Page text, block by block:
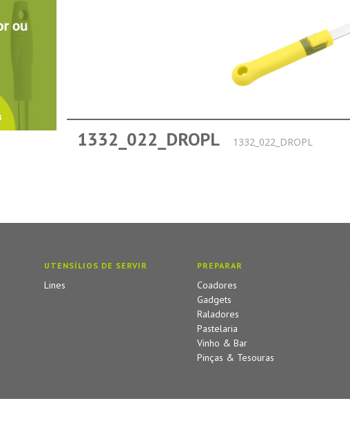
1332_022_DROPL 1332_022_DROPL
UTENSÍLIOS DE SERVIR
Lines
PREPARAR
Coadores
Gadgets
Raladores
Pastelaria
Vinho & Bar
Pinças & Tesouras